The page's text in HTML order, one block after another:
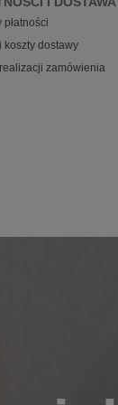
płatności
koszty dostawy
zamówienia